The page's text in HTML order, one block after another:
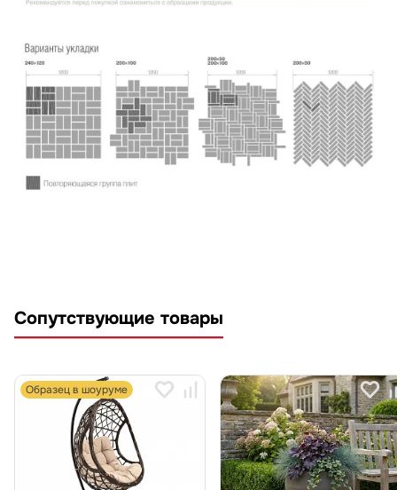
Сопутствующие товары
Образец в шоуруме